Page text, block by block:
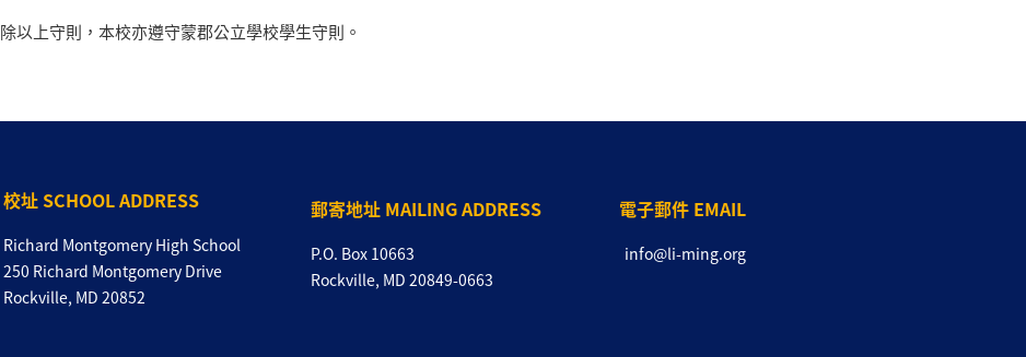
除以上守則，本校亦遵守蒙郡公立學校學生守則。
校址 SCHOOL ADDRESS
Richard Montgomery High School
250 Richard Montgomery Drive
Rockville, MD 20852
郵寄地址 MAILING ADDRESS
P.O. Box 10663
Rockville, MD 20849-0663
電子郵件 EMAIL
info@li-ming.org